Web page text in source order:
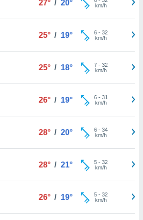
27° / 20°
km/h
25° / 19° 6- 32
km/h
25° / 18° 7- 32
km/h
26° / 19° 6- 31
km/h
28° / 20° 6- 34
km/h
28° / 21° 5- 32
km/h
26° / 19° 5- 32
km/h